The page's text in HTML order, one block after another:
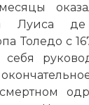
Луиса де
Толедо с